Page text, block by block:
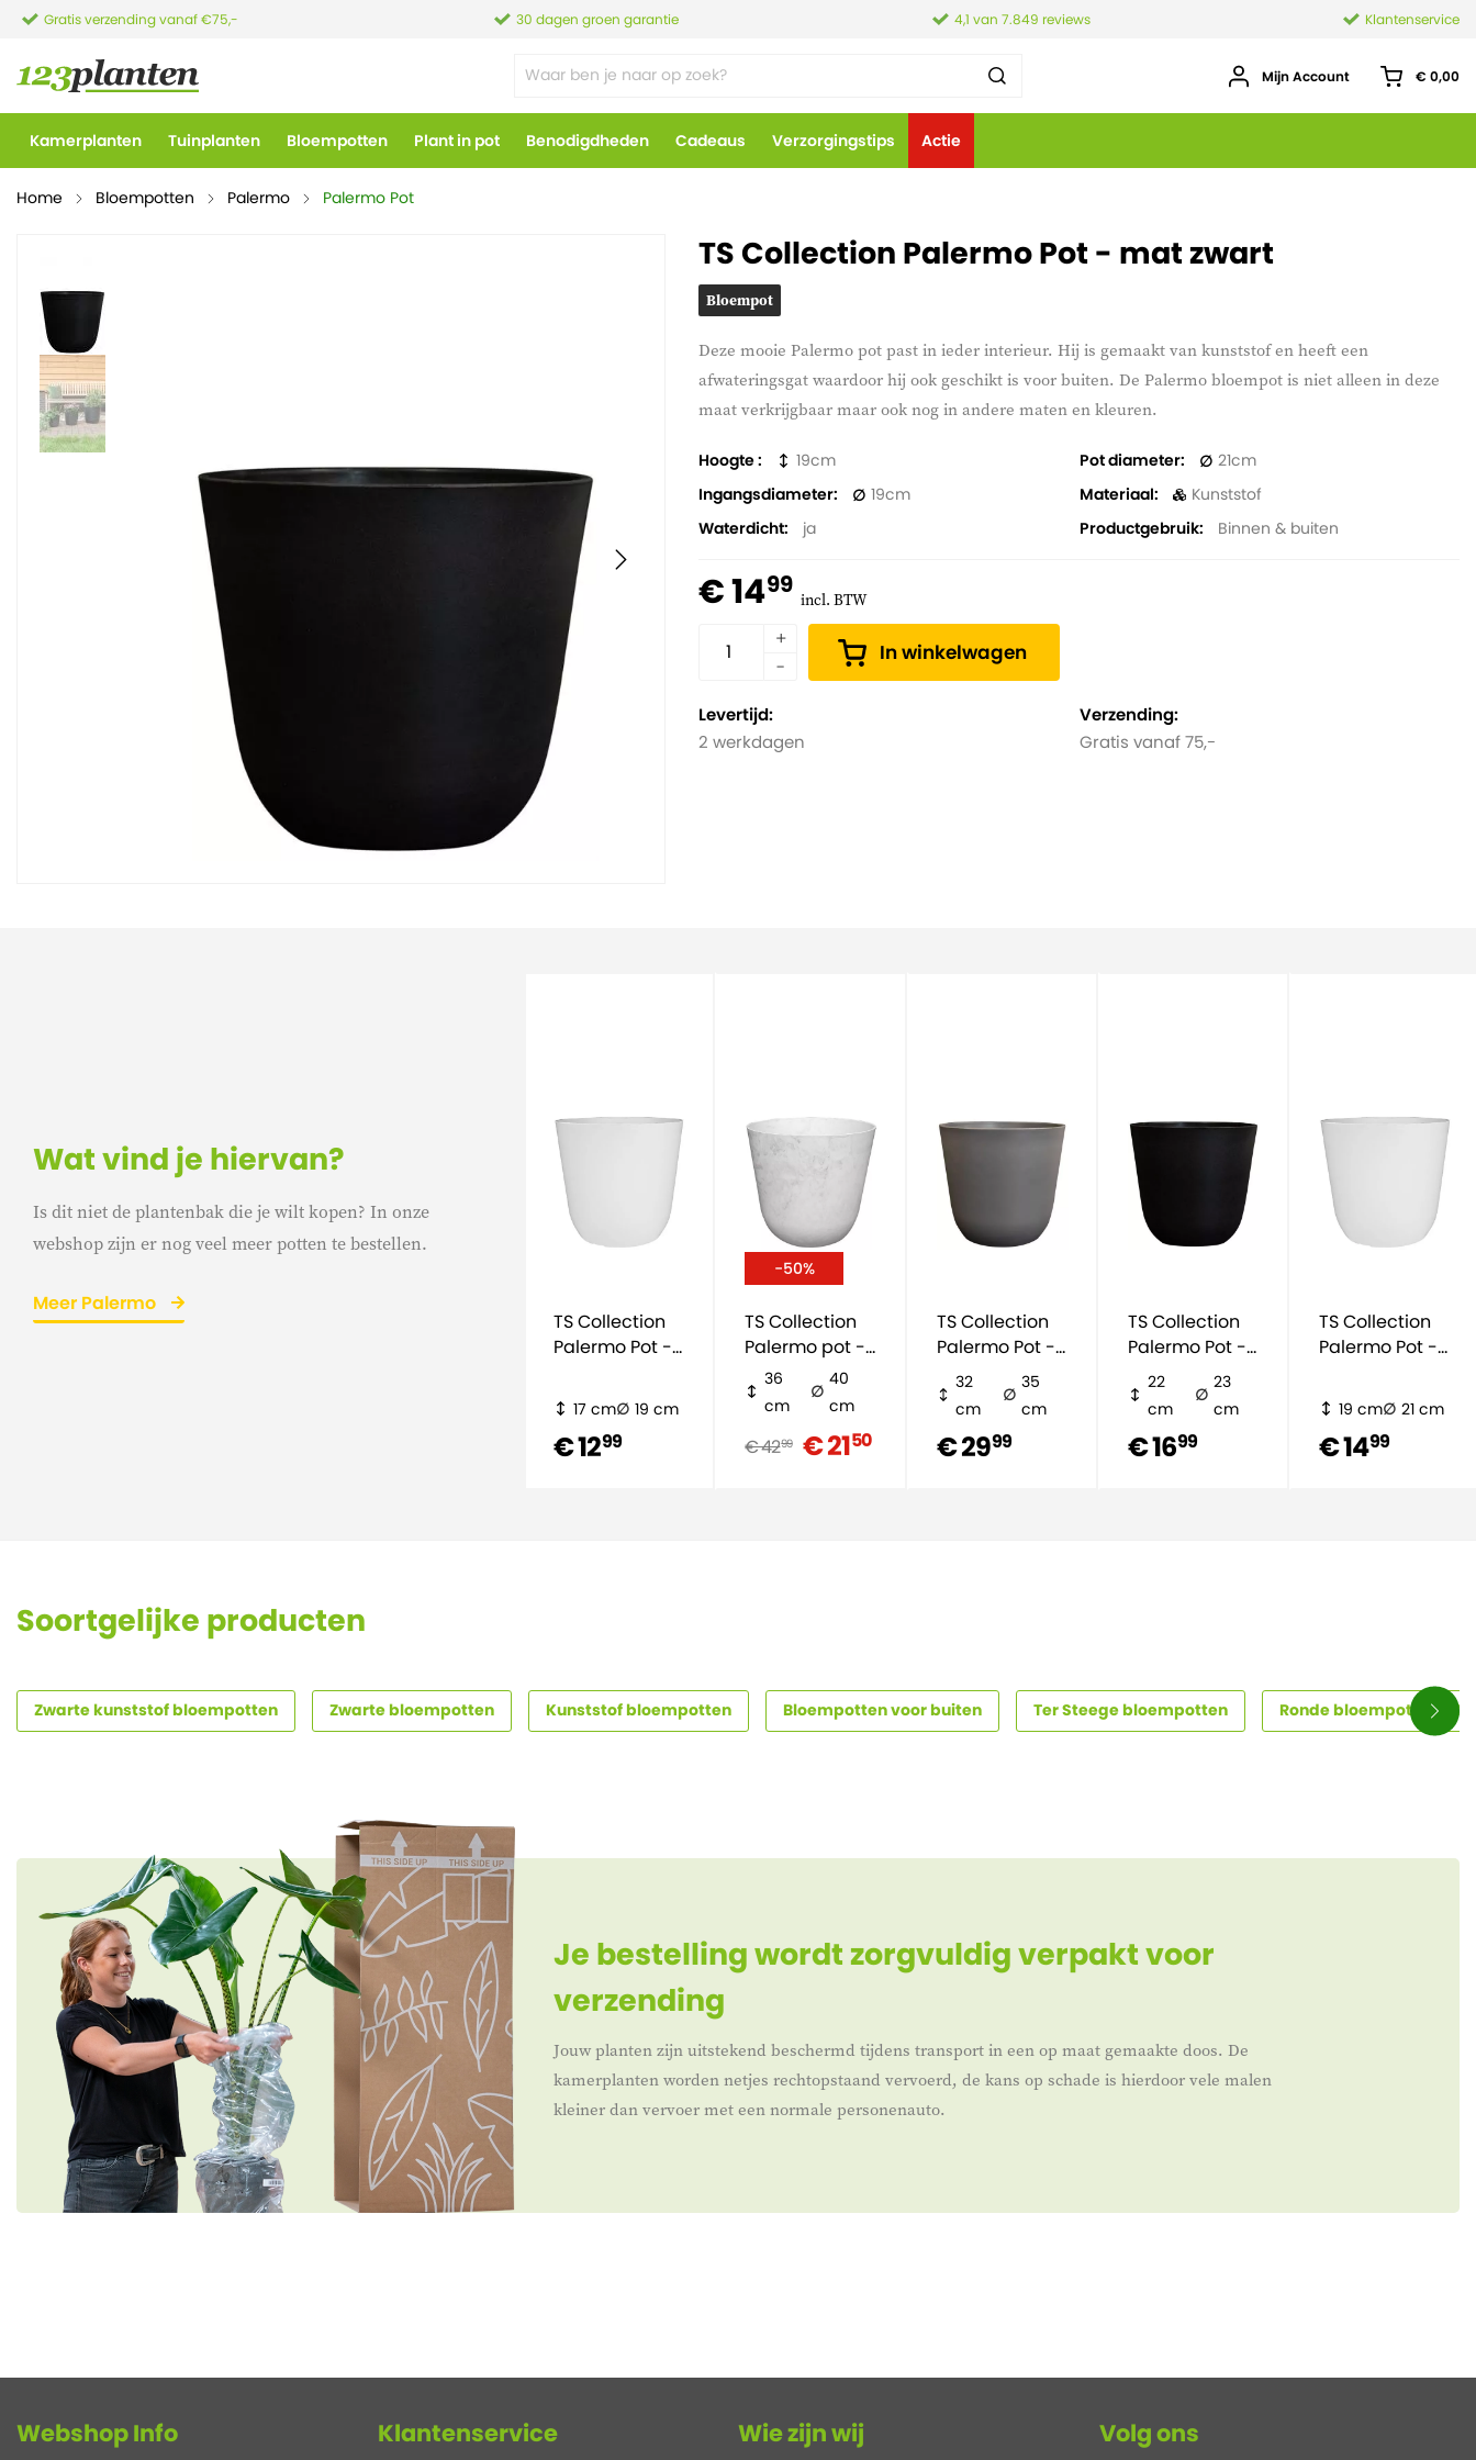
Gratis verzending vanaf €75,- 30 dagen groen garantie 4,1 van 7.849 reviews Klantenservice
Mijn Account € 0,00
Kamerplanten Tuinplanten Bloempotten Plant in pot Benodigdheden Cadeaus Verzorgingstips Actie
Home Bloempotten Palermo Palermo Pot
TS Collection Palermo Pot - mat zwart
Bloempot
Deze mooie Palermo pot past in ieder interieur. Hij is gemaakt van kunststof en heeft een
afwateringsgat waardoor hij ook geschikt is voor buiten. De Palermo bloempot is niet alleen in deze
maat verkrijgbaar maar ook nog in andere maten en kleuren.
Hoogte 19 Pot diameter
21
Ingangsdiameter
19 Materiaal
Kunststof
Waterdicht
ja Productgebruik Binnen & buiten
€ 1499 incl. BTW
In winkelwagen
Levertijd:
2 werkdagen
Verzending:
Gratis vanaf 75,-
Wat vind je hiervan?
Is dit niet de plantenbak die je wilt kopen? In onze
webshop zijn er nog veel meer potten te bestellen.
Meer Palermo
TS Collection
Palermo Pot -
17 cm 19 cm
€ 1299
-50%
TS Collection
Palermo pot -
wit36
cm
40
cm
€ 4299 € 2150
TS Collection
Palermo Pot -
mat grijs
32
cm
35
cm
€ 2999
TS Collection
Palermo Pot -
mat zwart
22
cm
23
cm
€ 1699
TS Collection
Palermo Pot -
19 cm 21 cm
€ 1499
Soortgelijke producten
Zwarte kunststof bloempotten Zwarte bloempotten Kunststof bloempotten Bloempotten voor buiten Ter Steege bloempotten Ronde bloempotten –
Je bestelling wordt zorgvuldig verpakt voor
verzending
Jouw planten zijn uitstekend beschermd tijdens transport in een op maat gemaakte doos. De
kamerplanten worden netjes rechtopstaand vervoerd, de kans op schade is hierdoor vele malen
kleiner dan vervoer met een normale personenauto.
Webshop Info Klantenservice Wie zijn wij Volg ons